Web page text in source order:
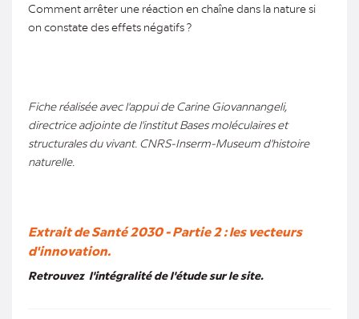
Comment arrêter une réaction en chaîne dans la nature si
on constate des effets négatifs ?
Fiche réalisée avec l'appui de Carine Giovannangeli,
directrice adjointe de l'institut Bases moléculaires et
structurales du vivant. CNRS-Inserm-Museum d'histoire
naturelle.
Extrait de Santé 2030 - Partie 2 : les vecteurs
d'innovation.
Retrouvez l'intégralité de l'étude sur le site.